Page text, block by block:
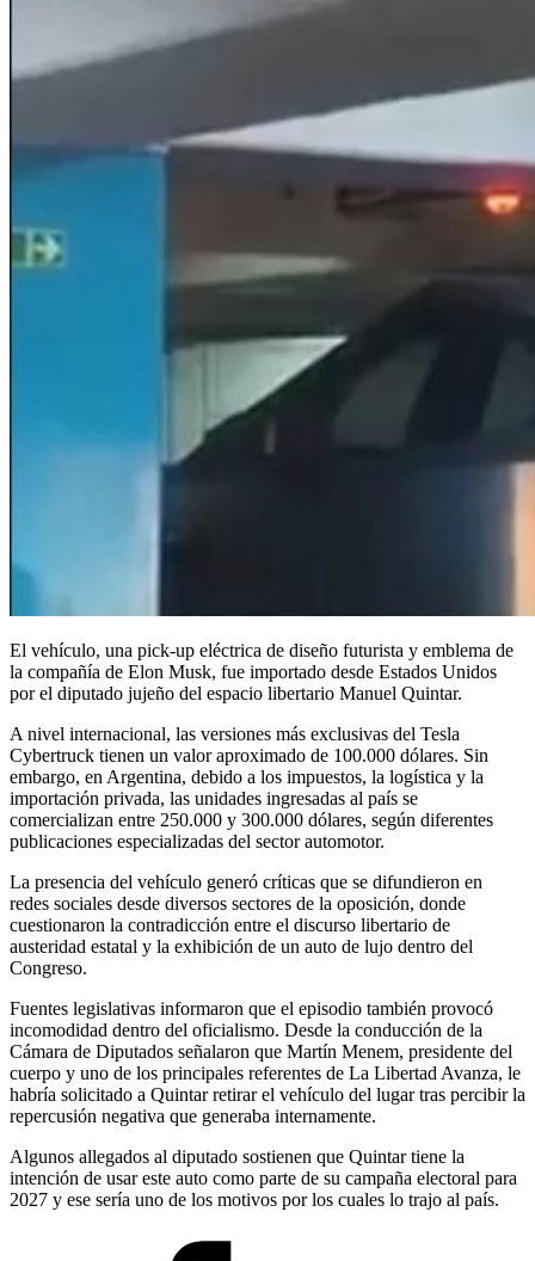
El vehículo, una pick-up eléctrica de diseño futurista y emblema de
la compañía de Elon Musk, fue importado desde Estados Unidos
por el diputado jujeño del espacio libertario Manuel Quintar.
A nivel internacional, las versiones más exclusivas del Tesla
Cybertruck tienen un valor aproximado de 100.000 dólares. Sin
embargo, en Argentina, debido a los impuestos, la logística y la
importación privada, las unidades ingresadas al país se
comercializan entre 250.000 y 300.000 dólares, según diferentes
publicaciones especializadas del sector automotor.
La presencia del vehículo generó críticas que se difundieron en
redes sociales desde diversos sectores de la oposición, donde
cuestionaron la contradicción entre el discurso libertario de
austeridad estatal y la exhibición de un auto de lujo dentro del
Congreso.
Fuentes legislativas informaron que el episodio también provocó
incomodidad dentro del oficialismo. Desde la conducción de la
Cámara de Diputados señalaron que Martín Menem, presidente del
cuerpo y uno de los principales referentes de La Libertad Avanza, le
habría solicitado a Quintar retirar el vehículo del lugar tras percibir la
repercusión negativa que generaba internamente.
Algunos allegados al diputado sostienen que Quintar tiene la
intención de usar este auto como parte de su campaña electoral para
2027 y ese sería uno de los motivos por los cuales lo trajo al país.